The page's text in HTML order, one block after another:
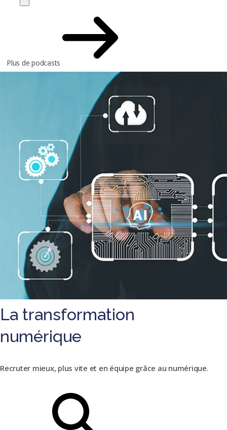
Plus de podcasts
La transformation
numérique
Recruter mieux, plus vite et en équipe grâce au numérique.